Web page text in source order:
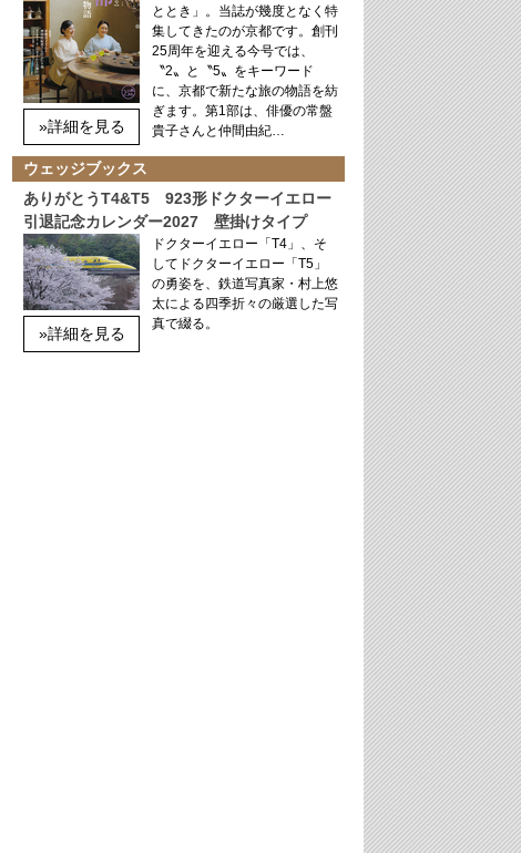
»詳細を見る
ととき」。当誌が幾度となく特
集してきたのが京都です。創刊
25周年を迎える今号では、
〝2〟と〝5〟をキーワード
に、京都で新たな旅の物語を紡
ぎます。第1部は、俳優の常盤
貴子さんと仲間由紀…
ウェッジブックス
ありがとうT4&T5 923形ドクターイエロー
引退記念カレンダー2027 壁掛けタイプ
»詳細を見る
ドクターイエロー「T4」、そ
してドクターイエロー「T5」
の勇姿を、鉄道写真家・村上悠
太による四季折々の厳選した写
真で綴る。